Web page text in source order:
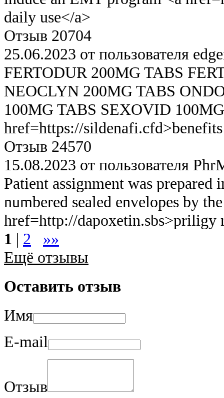
daily use</a>
Отзыв 20704
25.06.2023 от пользователя
FERTODUR 200MG TABS
NEOCLYN 200MG TABS
100MG TABS SEXOVID
href=https://
Отзыв 24570
15.08.2023 от пользователя
Patient assignment was
numbered sealed envelopes by
href=http://dapoxetin.sbs>priligy
1 | 2
»»
Ещё отзывы
Оставить отзыв
Имя
E-mail
Отзыв